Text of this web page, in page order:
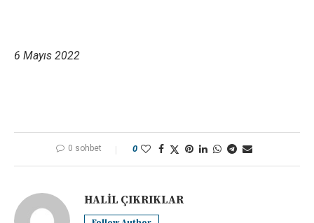
6 Mayıs 2022
0 sohbet 0
HALIL ÇIKRIKLAR